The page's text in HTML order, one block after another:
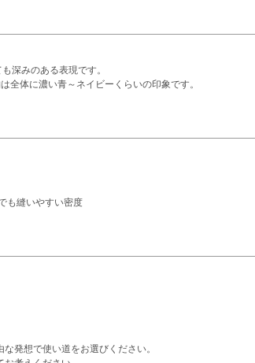
深みのある表現です。
全体に濃い青～ネイビーくらいの印象です。
も縫いやすい密度
発想で使い道をお選びください。